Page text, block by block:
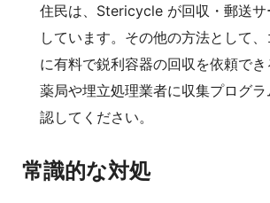
住民は、Stericycle が回収・郵送サ
しています。その他の方法として
に有料で鋭利容器の回収を依頼で
薬局や埋立処理業者に収集プログ
認してください。
常識的な対処